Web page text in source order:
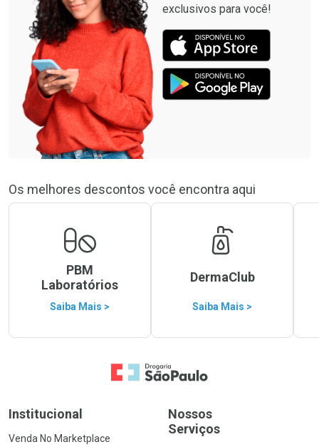
exclusivos para você!
Os melhores descontos você encontra aqui
PBM
Laboratórios
Saiba Mais >
DermaClub
Saiba Mais >
Ir para a Home
Institucional
Venda No Marketplace
Nossos
Serviços